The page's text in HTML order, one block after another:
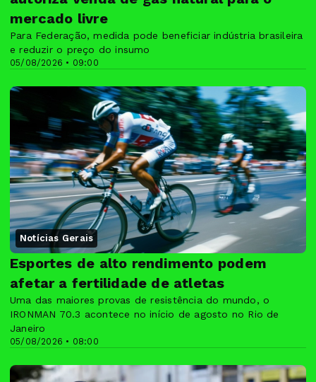
05/08/2026 • 09:00
mercado livre
Para Federação, medida pode beneficiar indústria brasileira
e reduzir o preço do insumo
Notícias Gerais
05/08/2026 • 08:00
Esportes de alto rendimento podem
afetar a fertilidade de atletas
Uma das maiores provas de resistência do mundo, o
IRONMAN 70.3 acontece no início de agosto no Rio de
Janeiro